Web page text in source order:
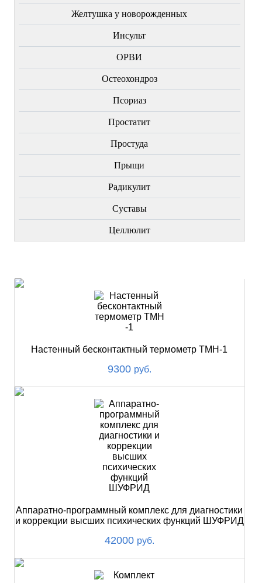
Желтушка у новорожденных
Инсульт
ОРВИ
Остеохондроз
Пcориаз
Простатит
Простуда
Прыщи
Радикулит
Суставы
Целлюлит
Настенный бесконтактный термометр ТМН-1
9300 руб.
Аппаратно-программный комплекс для диагностики
и коррекции высших психических функций ШУФРИД
42000 руб.